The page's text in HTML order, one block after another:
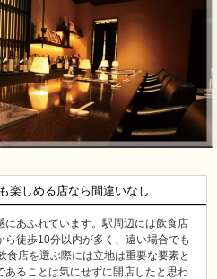
楽しめる店なら間違いなし
あふれています。駅周辺には飲食店
徒歩10分以内が多く、遠い場合でも
食店を選ぶ際には立地は重要な要素と
ることは気にせずに開店したと思わ